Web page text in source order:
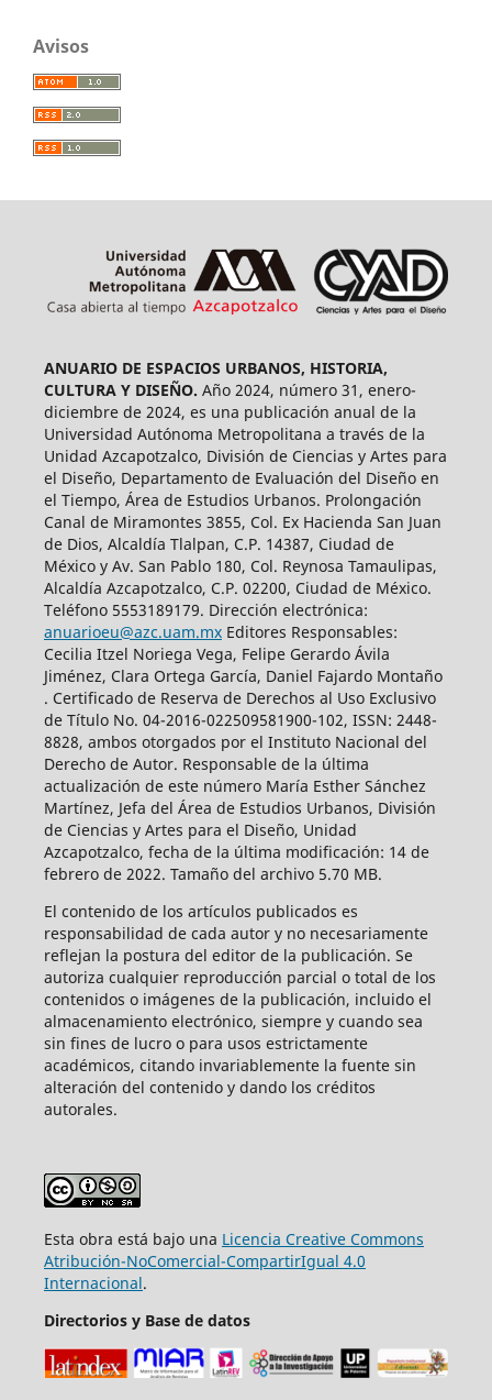
Avisos
ANUARIO DE ESPACIOS URBANOS, HISTORIA,
CULTURA Y DISEÑO. Año 2024, número 31, enero-
diciembre de 2024, es una publicación anual de la
Universidad Autónoma Metropolitana a través de la
Unidad Azcapotzalco, División de Ciencias y Artes para
el Diseño, Departamento de Evaluación del Diseño en
el Tiempo, Área de Estudios Urbanos. Prolongación
Canal de Miramontes 3855, Col. Ex Hacienda San Juan
de Dios, Alcaldía Tlalpan, C.P. 14387, Ciudad de
México y Av. San Pablo 180, Col. Reynosa Tamaulipas,
Alcaldía Azcapotzalco, C.P. 02200, Ciudad de México.
Teléfono 5553189179. Dirección electrónica:
anuarioeu@azc.uam.mxEditores Responsables:
Cecilia Itzel Noriega Vega, Felipe Gerardo Ávila
Jiménez, Clara Ortega García, Daniel Fajardo Montaño
. Certificado de Reserva de Derechos al Uso Exclusivo
de Título No. 04-2016-022509581900-102, ISSN: 2448-
8828, ambos otorgados por el Instituto Nacional del
Derecho de Autor. Responsable de la última
actualización de este número María Esther Sánchez
Martínez, Jefa del Área de Estudios Urbanos, División
de Ciencias y Artes para el Diseño, Unidad
Azcapotzalco, fecha de la última modificación: 14 de
febrero de 2022. Tamaño del archivo 5.70 MB.
El contenido de los artículos publicados es
responsabilidad de cada autor y no necesariamente
reflejan la postura del editor de la publicación. Se
autoriza cualquier reproducción parcial o total de los
contenidos o imágenes de la publicación, incluido el
almacenamiento electrónico, siempre y cuando sea
sin fines de lucro o para usos estrictamente
académicos, citando invariablemente la fuente sin
alteración del contenido y dando los créditos
autorales.
Esta obra está bajo una Licencia Creative Commons
Atribución-NoComercial-CompartirIgual 4.0
Internacional.
Directorios y Base de datos